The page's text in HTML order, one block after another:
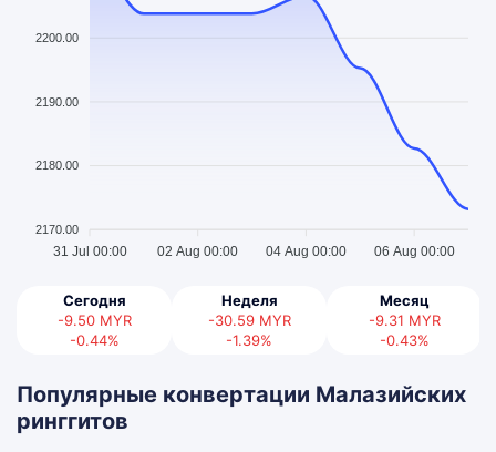
2200.00
2190.00
2180.00
2170.00
31 Jul 00:00 02 Aug 00:00 04 Aug 00:00 06 Aug 00:00
Сегодня
-9.50 MYR
-0.44%
Неделя
-30.59 MYR
-1.39%
Месяц
-9.31 MYR
-0.43%
Популярные конвертации Малазийских
ринггитов